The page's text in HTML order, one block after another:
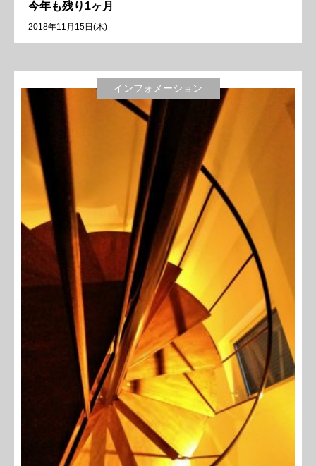
今年も残り1ヶ月
2018年11月15日(木)
インフォメーション